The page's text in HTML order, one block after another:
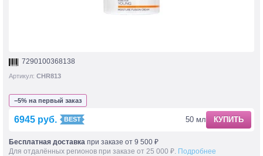
7290100368138
Артикул: CHR813
−5% на первый заказ
6945 руб. 50 мл КУПИТЬ
Бесплатная доставка при заказе от 9 500 ₽
Для отдалённых регионов при заказе от 25 000 ₽. Подробнее